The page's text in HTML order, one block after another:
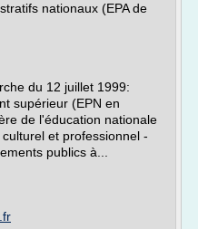
nationaux (EPA de
du 12 juillet 1999:
supérieur (EPN en
de l'éducation nationale
et professionnel -
publics à...